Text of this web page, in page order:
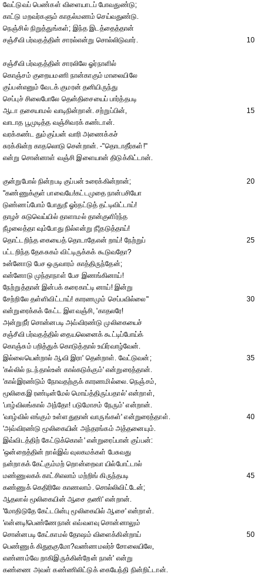
வேட்டுவப் பெண்கள் விளையாடப் போவதுண்டு;
காட்டு மறவர்களும் காதல்மணம் செய்வதுண்டு.
நெஞ்சில் நிறுத்துங்கள்; இந்த இடத்தைத்தான்
சஞ்சீவி பர்வதத்தின் சாரல்என்று சொல்லிடுவார்.
10
சஞ்சீவி பர்வதத்தின் சாரலிலே ஓர்நாளில்
கொஞ்சம் குறையமணி நான்காகும் மாலையிலே
குப்பன்எனும் வேடக் குமரன் தனியிருந்து
செப்புச் சிலைபோலே தென்திசையைப் பார்த்தபடி
ஆடா தசையாமல் வாடிநின்றான். சற்றுப்பின்,
15
வாடாத பூமுடித்த வஞ்சிவரக் கண்டான்.
வரக்கண்ட தும்குப்பன் வாரி அணைக்கச்
சுரக்கின்ற காதலொடு சென்றான். -"தொடாதீர்கள்!"
என்று சொன்னாள் வஞ்சி இளையான் திடுக்கிட்டான்.
குன்றுபோல் நின்றபடி குப்பன் உரைக்கின்றான்;
20
"கண்ணுக்குள் பாவையே!கட்டமுதை நான்பசியோ
டுண்ணப்போம் போதுநீ ஓர்தட்டுத் தட்டிவிட்டாய்!
தாழச் சுடுவெய்யில் தாளாமல் தான்குளிர்ந்த
நீழலைத்தா வும்போது நில்என்று நீ¦தடுத்தாய்!
தொட்டறிந்த கையைத் தொடாதேஎன் றாய்! நேற்றுப்
25
பட்டறிந்த தேகசுகம் விட்டிருக்கக் கூடுவதோ?
உன்னோடு பேச ஒருவாரம் காத்திருந்தேன்;
என்னோடு முந்தாநாள் பேச இணங்கினாய்!
நேற்றுத்தான் இன்பக் கரைகாட்டி னாய்! இன்று
சேற்றிலே தள்ளிவிட்டாய்! காரணமும் செப்பவில்லை"
30
என்றுரைக்கக் கேட்ட இளவஞ்சி, 'காதலரே!
அன்றுநீர் சொன்னபடி அவ்விரண்டு முலிகையைச்
சஞ்சீவி பர்வதத்தில் தையலெனைக் கூட்டிப்போய்க்
கொஞ்சும் பறித்துக் கொடுத்தால் உயிர்வாழ்வேன்.
இல்லையென்றால் ஆவி இரா' தென்றாள். வேட்டுவன்;
35
'கல்லில் நடந்தால்உன் கால்கடுக்கும்' என்றுரைத்தான்.
'கால்இரண்டும் நோவதற்குக் காரணமில்லை. நெஞ்சம்,
மூலிகைஇ ரண்டின்மேல் மொய்த்திருப்பதால்' என்றாள்,
'பாழ்விலங்கால் அந்தோ! படுமோசம் நேரும்' என்றான்.
'வாழ்வில் எங்கும் உள்ளதுதான் வாருங்கள்' என்றுரைத்தாள்.
40
'அவ்விரண்டு மூலிகையின் அந்தரங்கம் அத்தனையும்.
இவ்விடத்திற் கேட்டுக்கொள்' என்றுரைப்பான் குப்பன்:
'ஒன்றைத்தின் றால்இவ் வுலகமக்கள் பேசுவது
நன்றாகக் கேட்கும்மற் றொன்றைவா யில்போட்டால்
மண்ணுலகக் காட்சிஎலாம் மற்றிங் கிருந்தபடி
45
கண்ணுக் கெதிரிலே காணலாம். சொல்லிவிட்டேன்;
ஆதலால் மூலிகையின் ஆசை தணி' என்றான்.
'மோதிடுதே கேட்டபின்பு மூலிகையில் ஆசை' என்றாள்.
'என்னடி!பெண்ணேநான் எவ்வளவு சொன்னாலும்
சொன்னபடி கேட்காமல் தோஷம் விளைக்கின்றாய்
50
பெண்ணுக் கிதுதகுமோ?வண்ணமலர்ச் சோலையிலே,
எண்ணம்வே றாகிஇருக்கின்றேன் நான்' என்று
கண்ணை அவள் கண்ணிலிட்டுக் கையேந்தி நின்றிட்டான்.